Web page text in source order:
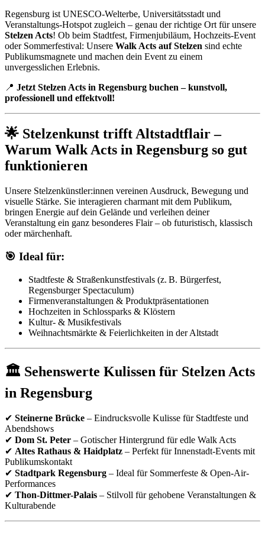
Regensburg ist UNESCO-Welterbe, Universitätsstadt und
Veranstaltungs-Hotspot zugleich – genau der richtige Ort für unsere
Stelzen Acts! Ob beim Stadtfest, Firmenjubiläum, Hochzeits-Event
oder Sommerfestival: Unsere Walk Acts auf Stelzen sind echte
Publikumsmagnete und machen dein Event zu einem
unvergesslichen Erlebnis.
📍 Jetzt Stelzen Acts in Regensburg buchen – kunstvoll,
professionell und effektvoll!
🌟 Stelzenkunst trifft Altstadtflair –
Warum Walk Acts in Regensburg so gut
funktionieren
Unsere Stelzenkünstler:innen vereinen Ausdruck, Bewegung und
visuelle Stärke. Sie interagieren charmant mit dem Publikum,
bringen Energie auf dein Gelände und verleihen deiner
Veranstaltung ein ganz besonderes Flair – ob futuristisch, klassisch
oder märchenhaft.
🎯 Ideal für:
Stadtfeste & Straßenkunstfestivals (z. B. Bürgerfest,
Regensburger Spectaculum)
Firmenveranstaltungen & Produktpräsentationen
Hochzeiten in Schlossparks & Klöstern
Kultur- & Musikfestivals
Weihnachtsmärkte & Feierlichkeiten in der Altstadt
🏛 Sehenswerte Kulissen für Stelzen Acts
in Regensburg
✔ Steinerne Brücke – Eindrucksvolle Kulisse für Stadtfeste und
Abendshows
✔ Dom St. Peter – Gotischer Hintergrund für edle Walk Acts
✔ Altes Rathaus & Haidplatz – Perfekt für Innenstadt-Events mit
Publikumskontakt
✔ Stadtpark Regensburg – Ideal für Sommerfeste & Open-Air-
Performances
✔ Thon-Dittmer-Palais – Stilvoll für gehobene Veranstaltungen &
Kulturabende